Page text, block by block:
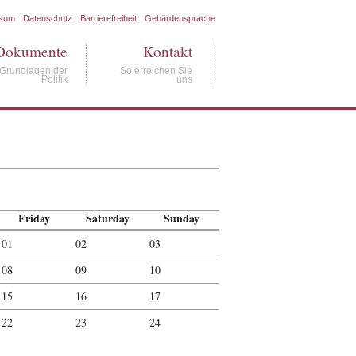
Datenschutz Barrierefreiheit Gebärdensprache
Grundlagen der
Politik
Kontakt
So erreichen Sie
uns
Friday Saturday
Sunday
01 02 03
08 09 10
15 16 17
22 23 24